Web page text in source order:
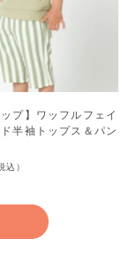
ップ】ワッフルフェイ
半袖トップス＆パン
込）